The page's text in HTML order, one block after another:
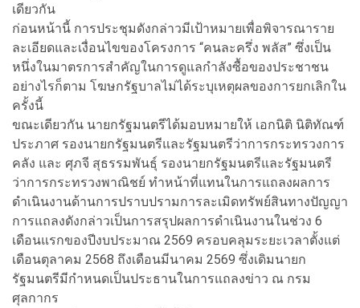
เดียวกัน
ก่อนหน้านี้ การประชุมดังกล่าวมีเป้าหมายเพื่อพิจารณาราย
ละเอียดและเงื่อนไขของโครงการ “คนละครึ่ง พลัส” ซึ่งเป็น
หนึ่งในมาตรการสำคัญในการดูแลกำลังซื้อของประชาชน
อย่างไรก็ตาม โฆษกรัฐบาลไม่ได้ระบุเหตุผลของการยกเลิกใน
ครั้งนี้
ขณะเดียวกัน นายกรัฐมนตรีได้มอบหมายให้ เอกนิติ นิติทัณฑ์
ประภาศ รองนายกรัฐมนตรีและรัฐมนตรีว่าการกระทรวงการ
คลัง และ ศุภจี สุธรรมพันธุ์ รองนายกรัฐมนตรีและรัฐมนตรี
ว่าการกระทรวงพาณิชย์ ทำหน้าที่แทนในการแถลงผลการ
ดำเนินงานด้านการปราบปรามการละเมิดทรัพย์สินทางปัญญา
การแถลงดังกล่าวเป็นการสรุปผลการดำเนินงานในช่วง 6
เดือนแรกของปีงบประมาณ 2569 ครอบคลุมระยะเวลาตั้งแต่
เดือนตุลาคม 2568 ถึงเดือนมีนาคม 2569 ซึ่งเดิมนายก
รัฐมนตรีมีกำหนดเป็นประธานในการแถลงข่าว ณ กรม
ศุลกากร